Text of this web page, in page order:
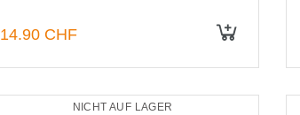
14.90 CHF
NICHT AUF LAGER